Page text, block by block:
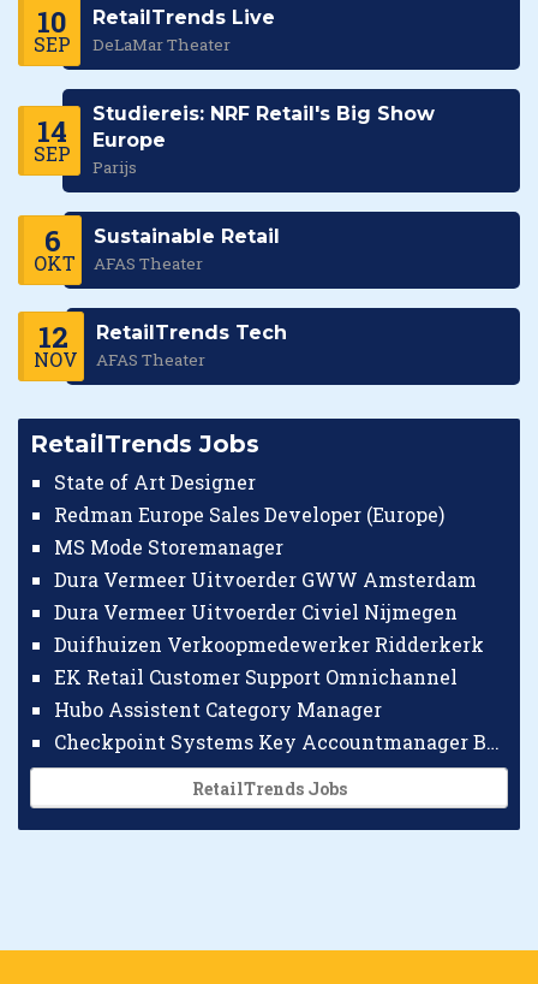
10
SEP
RetailTrends Live
DeLaMar Theater
14
SEP
Studiereis: NRF Retail's Big Show
Europe
Parijs
6
OKT
Sustainable Retail
AFAS Theater
12
NOV
RetailTrends Tech
AFAS Theater
RetailTrends Jobs
State of Art Designer
Redman Europe Sales Developer (Europe)
MS Mode Storemanager
Dura Vermeer Uitvoerder GWW Amsterdam
Dura Vermeer Uitvoerder Civiel Nijmegen
Duifhuizen Verkoopmedewerker Ridderkerk
EK Retail Customer Support Omnichannel
Hubo Assistent Category Manager
Checkpoint Systems Key Accountmanager Benelux
RetailTrends Jobs